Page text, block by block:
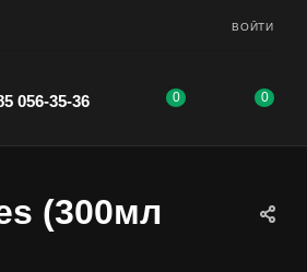
ВОЙТИ
056-35-36 0 0
(300мл